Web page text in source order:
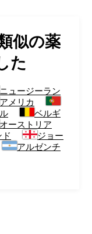
似の薬
た
ニュージーラン
アメリカ
ベルギ
オーストリア
ド
ジョー
アルゼンチ